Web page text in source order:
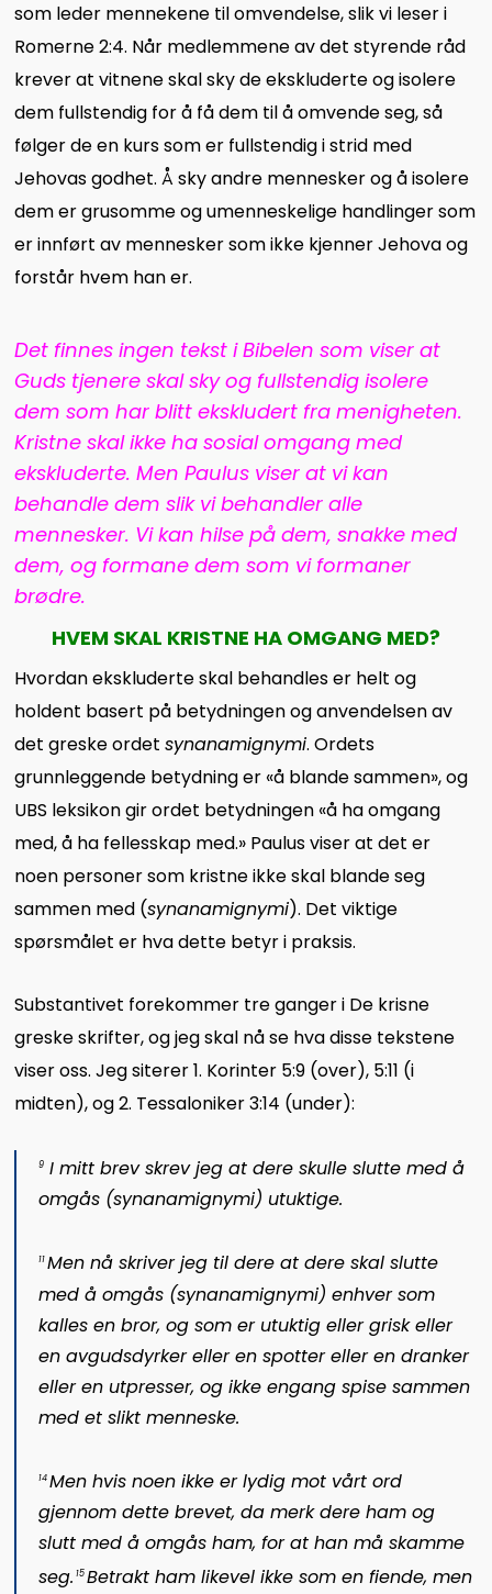
som leder mennekene til omvendelse, slik vi leser i
Romerne 2:4. Når medlemmene av det styrende råd
krever at vitnene skal sky de ekskluderte og isolere
dem fullstendig for å få dem til å omvende seg, så
følger de en kurs som er fullstendig i strid med
Jehovas godhet. Å sky andre mennesker og å isolere
dem er grusomme og umenneskelige handlinger som
er innført av mennesker som ikke kjenner Jehova og
forstår hvem han er.
Det finnes ingen tekst i Bibelen som viser at
Guds tjenere skal sky og fullstendig isolere
dem som har blitt ekskludert fra menigheten.
Kristne skal ikke ha sosial omgang med
ekskluderte. Men Paulus viser at vi kan
behandle dem slik vi behandler alle
mennesker. Vi kan hilse på dem, snakke med
dem, og formane dem som vi formaner
brødre.
HVEM SKAL KRISTNE HA OMGANG MED?
Hvordan ekskluderte skal behandles er helt og
holdent basert på betydningen og anvendelsen av
det greske ordetsynanamignymi. Ordets
grunnleggende betydning er «å blande sammen», og
UBS leksikon gir ordet betydningen «å ha omgang
med, å ha fellesskap med.» Paulus viser at det er
noen personer som kristne ikke skal blande seg
sammen med (synanamignymi). Det viktige
spørsmålet er hva dette betyr i praksis.
Substantivet forekommer tre ganger i De krisne
greske skrifter, og jeg skal nå se hva disse tekstene
viser oss. Jeg siterer 1. Korinter 5:9 (over), 5:11 (i
midten), og 2. Tessaloniker 3:14 (under):
9 I mitt brev skrev jeg at dere skulle slutte med å
omgås (synanamignymi) utuktige.
11 Men nå skriver jeg til dere at dere skal slutte
med å omgås (synanamignymi) enhver som
kalles en bror, og som er utuktig eller grisk eller
en avgudsdyrker eller en spotter eller en dranker
eller en utpresser, og ikke engang spise sammen
med et slikt menneske.
14 Men hvis noen ikke er lydig mot vårt ord
gjennom dette brevet, da merk dere ham og
slutt med å omgås ham, for at han må skamme
seg. 15 Betrakt ham likevel ikke som en fiende, men